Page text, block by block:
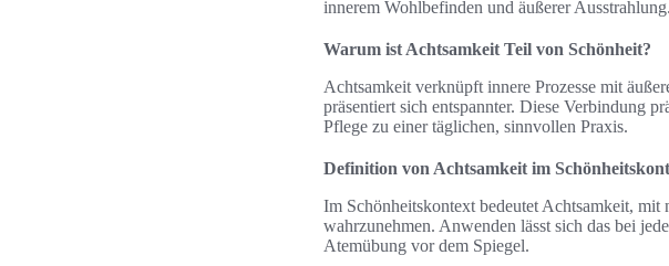
innerem Wohlbefinden und äußerer Ausstrahlung.
Warum ist Achtsamkeit Teil von Schönheit?
Achtsamkeit verknüpft innere Prozesse mit
präsentiert sich entspannter. Diese Verbindung
Pflege zu einer täglichen, sinnvollen Praxis.
Definition von Achtsamkeit im
Im Schönheitskontext bedeutet Achtsamkeit,
wahrzunehmen. Anwenden lässt sich das bei
Atemübung vor dem Spiegel.